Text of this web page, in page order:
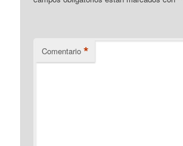
Comentario *